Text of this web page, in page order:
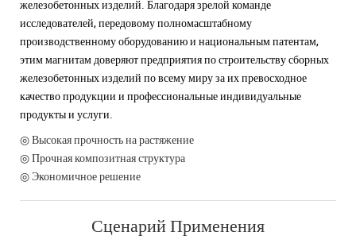
железобетонных изделий. Благодаря зрелой команде
исследователей, передовому полномасштабному
производственному оборудованию и национальным патентам,
этим магнитам доверяют предприятия по строительству сборных
железобетонных изделий по всему миру за их превосходное
качество продукции и профессиональные индивидуальные
продукты и услуги.
◎ Высокая прочность на растяжение
◎ Прочная композитная структура
◎ Экономичное решение
Сценарий Применения